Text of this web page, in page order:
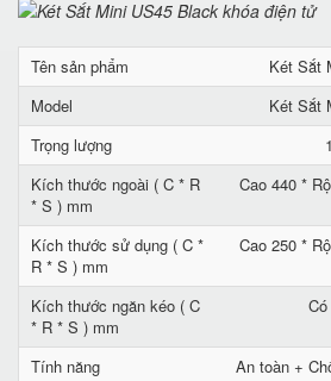
Tên sản phẩm
Két Sắt
Model
Két Sắt
Trọng lượng
Kích thước ngoài ( C * R
* S ) mm
Cao 440 *
Kích thước sử dụng ( C *
R * S ) mm
Cao 250 *
Kích thước ngăn kéo ( C
* R * S ) mm
Tính năng An toàn +